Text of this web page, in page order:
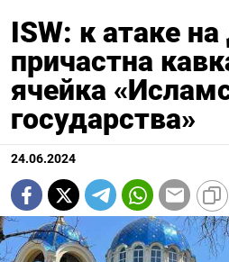
ISW: к атаке
причастна
ячейка
государства»
24.06.2024